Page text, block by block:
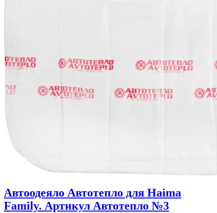
Автоодеяло Автотепло для Haima
Family. Артикул Автотепло №3